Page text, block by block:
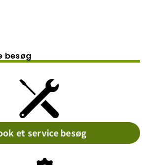
besøg
et service besøg